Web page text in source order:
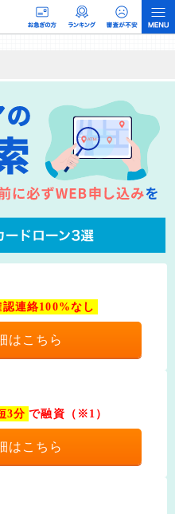
いう収益モデルです。 ただし、特定の
部の調査／ユーザーへの口コミ収集な
っています。
認連絡100%なし
はこちら
3分 で融資（※1）
はこちら